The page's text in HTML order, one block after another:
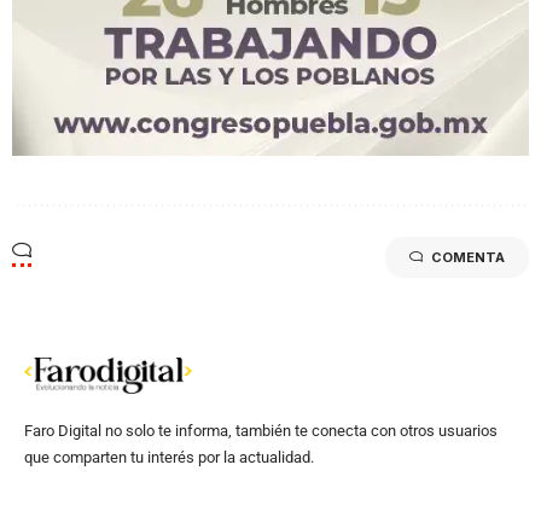
COMENTA
Faro Digital no solo te informa, también te conecta con otros usuarios
que comparten tu interés por la actualidad.